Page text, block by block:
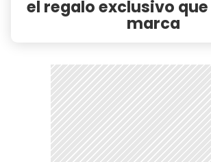
el regalo exclusivo que
marca